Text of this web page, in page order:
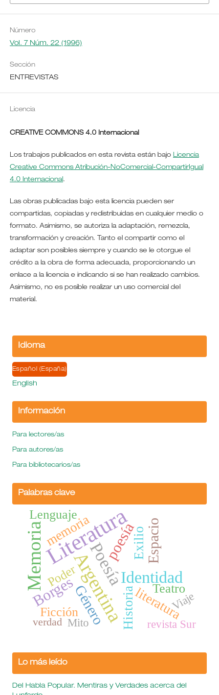
Número
Vol. 7 Núm. 22 (1996)
Sección
ENTREVISTAS
Licencia
CREATIVE COMMONS 4.0 Internacional
Los trabajos publicados en esta revista están bajo Licencia
Creative Commons Atribución-NoComercial-CompartirIgual
4.0 Internacional.
Las obras publicadas bajo esta licencia pueden ser
compartidas, copiadas y redistribuidas en cualquier medio o
formato. Asimismo, se autoriza la adaptación, remezcla,
transformación y creación. Tanto el compartir como el
adaptar son posibles siempre y cuando se le otorgue el
crédito a la obra de forma adecuada, proporcionando un
enlace a la licencia e indicando si se han realizado cambios.
Asimismo, no es posible realizar un uso comercial del
material.
Idioma
Español (España)
English
Información
Para lectores/as
Para autores/as
Para bibliotecarios/as
Palabras clave
Literatura
Memoria Argentina
PoesíaIdentidad
Borges
poesía
Género
Espacio
memoria
Historia
Exilio
literatura
Lenguaje
Poder
Teatro
Ficción
Viaje
revista Sur
Mito
verdad
Lo más leído
Del Habla Popular. Mentiras y Verdades acerca del